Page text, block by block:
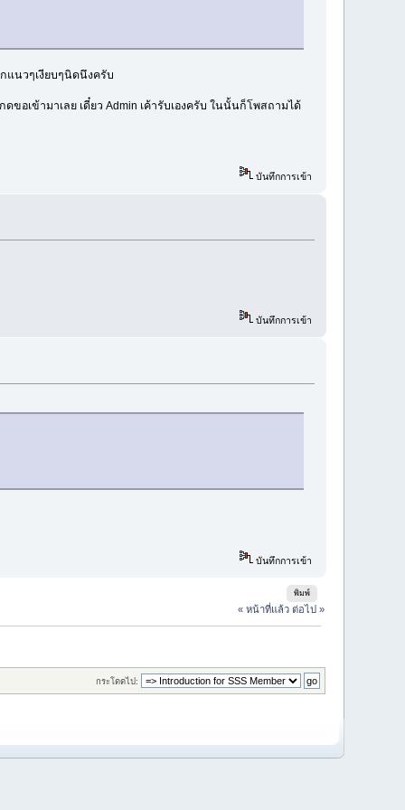
แนวๆเงียบๆนิดนึงครับ
ดขอเข้ามาเลย เดี๋ยว Admin เค้ารับเองครับ ในนั้นก็โพสถามได้
บันทึกการเข้า
บันทึกการเข้า
บันทึกการเข้า
พิมพ์
« หน้าที่แล้ว ต่อไป »
กระโดดไป: